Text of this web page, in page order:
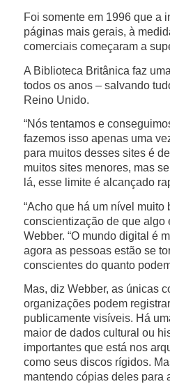
Foi somente em 1996 que a
páginas mais gerais, à
comerciais começaram a
A Biblioteca Britânica faz
todos os anos – salvando
Reino Unido.
“Nós tentamos e
fazemos isso apenas uma
para muitos desses sites é
muitos sites menores, mas
lá, esse limite é alcançado
“Acho que há um nível muito
conscientização de que algo
Webber. “O mundo digital é
agora as pessoas estão se
conscientes do quanto
Mas, diz Webber, as únicas
organizações podem
publicamente visíveis. Há
maior de dados cultural ou
importantes que está nos
como seus discos rígidos.
mantendo cópias deles para